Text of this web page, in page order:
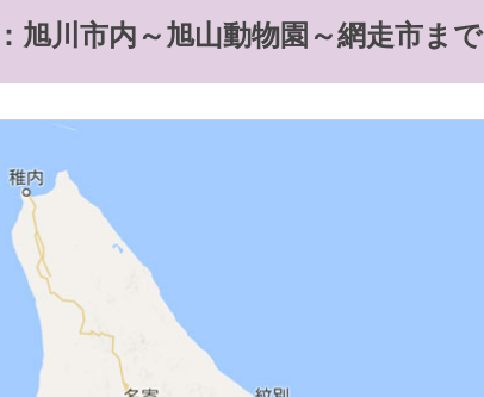
旭川市内～旭山動物園～網走市まで